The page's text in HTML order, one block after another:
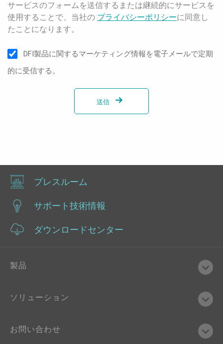
サービスのフォームを送信するまたは継続的にサービスを
使用することで、当社の プライバシーポリシーに同意し
たことになります。
DFI製品に関するマーケティング情報を電子メールで定期
的に受信する。
送信
プレスルーム
サポート技術情報
ダウンロードセンター
製品
ソリューション
お問い合わせ